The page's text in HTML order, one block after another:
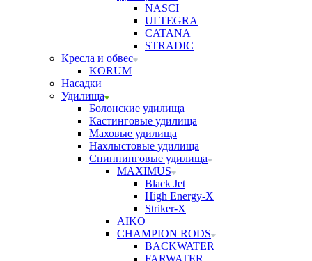
NASCI
ULTEGRA
CATANA
STRADIC
Кресла и обвес
KORUM
Насадки
Удилища
Болонские удилища
Кастинговые удилища
Маховые удилища
Нахлыстовые удилища
Спиннинговые удилища
MAXIMUS
Black Jet
High Energy-X
Striker-X
AIKO
CHAMPION RODS
BACKWATER
FARWATER